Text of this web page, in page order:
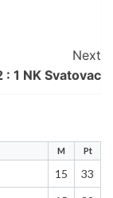
Next
: 1 NK Svatovac
M Pt
15 33